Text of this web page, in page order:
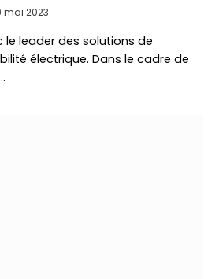
mai 2023
le leader des solutions de
électrique. Dans le cadre de